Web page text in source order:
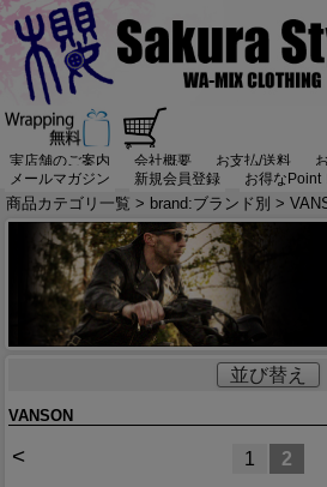
実店舗のご案内 会社概要 お支払/送料
メールマガジン
新規会員登録 お得なPoint
商品カテゴリ一覧 > brand:ブランド別 >
並び替え
VANSON
< 1 2